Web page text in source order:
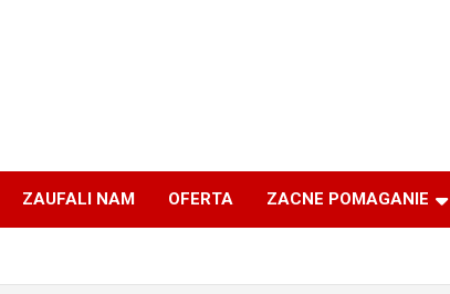
ZAUFALI NAM OFERTA ZACNE POMAGANIE